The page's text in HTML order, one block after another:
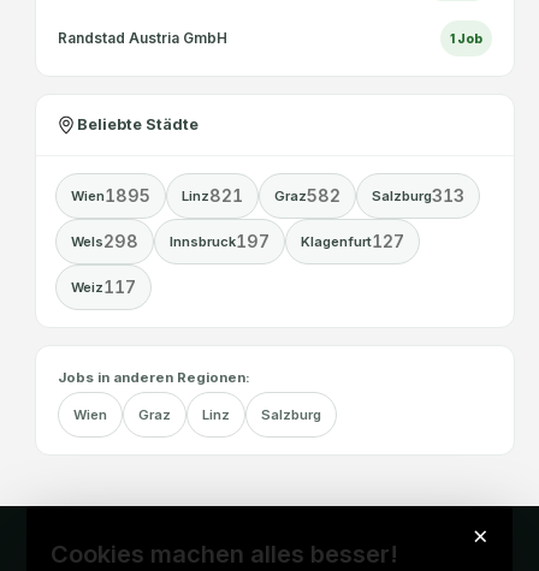
Randstad Austria GmbH 1 Job
Beliebte Städte
Wien1895 Linz821 Graz582 Salzburg313
Wels298 Innsbruck197 Klagenfurt127
Weiz117
Jobs in anderen Regionen:
Wien Graz Linz Salzburg
×
Cookies machen alles besser!